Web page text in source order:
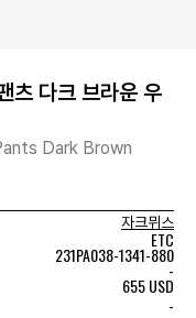
츠 다크 브라운 우
Dark Brown
자크뮈스
ETC
231PA038-1341-880
-
655 USD
-